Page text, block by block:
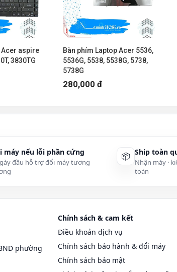
GIÁ RẺ!
Đà Nẵng | 0236 7777 999
Sơn Trà, TP Đà Nẵng
Acer aspire
3830TG
Bàn phím Laptop Acer 5536,
5536G, 5538, 5538G, 5738,
5738G
280,000 đ
máy nếu lỗi phần cứng
đầu hỗ trợ đổi máy tương
📦 Ship toàn
Nhận máy ·
toán
phường
Chính sách & cam kết
Điều khoản dịch vụ
Chính sách bảo hành & đổi máy
Chính sách bảo mật